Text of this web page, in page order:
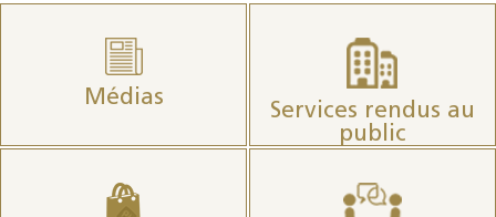
Médias
Services rendus au
public